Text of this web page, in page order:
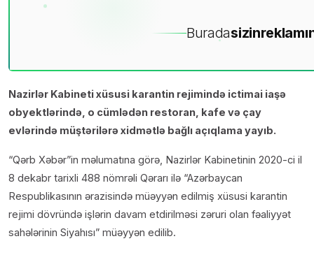
Buradasizin
Nazirlər Kabineti xüsusi karantin rejimində ictimai iaşə
obyektlərində, o cümlədən restoran, kafe və çay
evlərində müştərilərə xidmətlə bağlı açıqlama yayıb.
“Qərb Xəbər”in məlumatına görə, Nazirlər Kabinetinin 2020-ci il
8 dekabr tarixli 488 nömrəli Qərarı ilə “Azərbaycan
Respublikasının ərazisində müəyyən edilmiş xüsusi karantin
rejimi dövründə işlərin davam etdirilməsi zəruri olan fəaliyyət
sahələrinin Siyahısı” müəyyən edilib.